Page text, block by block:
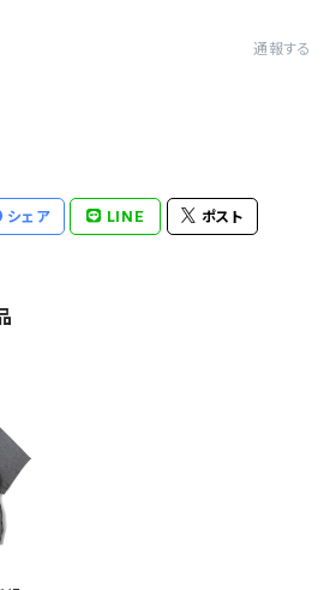
通報する
シェア LINE ポスト